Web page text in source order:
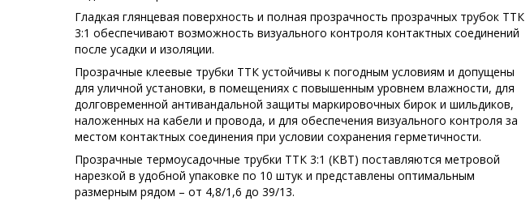
Гладкая глянцевая поверхность и полная прозрачность прозрачных трубок ТТК
3:1 обеспечивают возможность визуального контроля контактных соединений
после усадки и изоляции.
Прозрачные клеевые трубки ТТК устойчивы к погодным условиям и допущены
для уличной установки, в помещениях с повышенным уровнем влажности, для
долговременной антивандальной защиты маркировочных бирок и шильдиков,
наложенных на кабели и провода, и для обеспечения визуального контроля за
местом контактных соединения при условии сохранения герметичности.
Прозрачные термоусадочные трубки ТТК 3:1 (КВТ) поставляются метровой
нарезкой в удобной упаковке по 10 штук и представлены оптимальным
размерным рядом – от 4,8/1,6 до 39/13.